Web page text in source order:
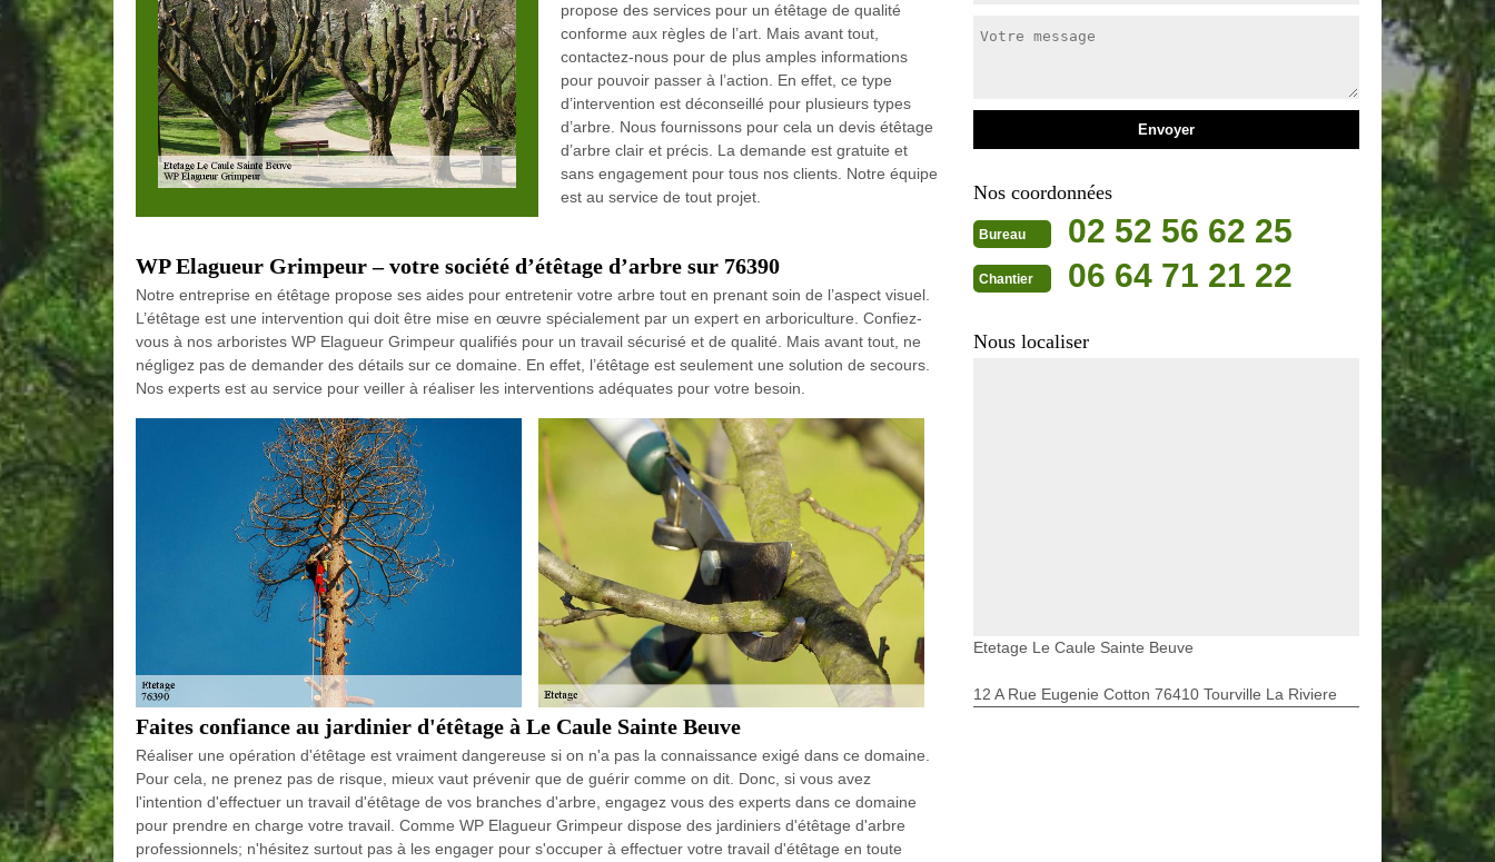
propose des services pour un étêtage de qualité
conforme aux règles de l’art. Mais avant tout,
contactez-nous pour de plus amples informations
pour pouvoir passer à l’action. En effet, ce type
d’intervention est déconseillé pour plusieurs types
d’arbre. Nous fournissons pour cela un devis étêtage
d’arbre clair et précis. La demande est gratuite et
sans engagement pour tous nos clients. Notre équipe
est au service de tout projet.
WP Elagueur Grimpeur – votre société d’étêtage d’arbre sur 76390
Notre entreprise en étêtage propose ses aides pour entretenir votre arbre tout en prenant soin de l’aspect visuel.
L’étêtage est une intervention qui doit être mise en œuvre spécialement par un expert en arboriculture. Confiez-
vous à nos arboristes WP Elagueur Grimpeur qualifiés pour un travail sécurisé et de qualité. Mais avant tout, ne
négligez pas de demander des détails sur ce domaine. En effet, l’étêtage est seulement une solution de secours.
Nos experts est au service pour veiller à réaliser les interventions adéquates pour votre besoin.
Faites confiance au jardinier d'étêtage à Le Caule Sainte Beuve
Réaliser une opération d'étêtage est vraiment dangereuse si on n'a pas la connaissance exigé dans ce domaine.
Pour cela, ne prenez pas de risque, mieux vaut prévenir que de guérir comme on dit. Donc, si vous avez
l'intention d'effectuer un travail d'étêtage de vos branches d'arbre, engagez vous des experts dans ce domaine
pour prendre en charge votre travail. Comme WP Elagueur Grimpeur dispose des jardiniers d'étêtage d'arbre
professionnels; n'hésitez surtout pas à les engager pour s'occuper à effectuer votre travail d'étêtage en toute
Nos coordonnées
Bureau 02 52 56 62 25
Chantier 06 64 71 21 22
Nous localiser
Etetage Le Caule Sainte Beuve
12 A Rue Eugenie Cotton 76410 Tourville La Riviere